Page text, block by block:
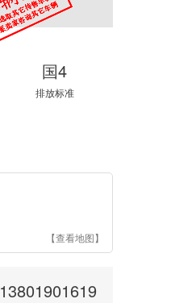
国4
排放标准
【查看地图】
13801901619